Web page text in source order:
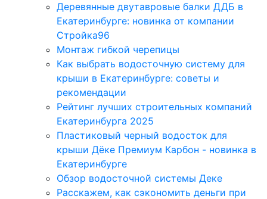
Деревянные двутавровые балки ДДБ в
Екатеринбурге: новинка от компании
Стройка96
Монтаж гибкой черепицы
Как выбрать водосточную систему для
крыши в Екатеринбурге: советы и
рекомендации
Рейтинг лучших строительных компаний
Екатеринбурга 2025
Пластиковый черный водосток для
крыши Дёке Премиум Карбон - новинка в
Екатеринбурге
Обзор водосточной системы Деке
Расскажем, как сэкономить деньги при